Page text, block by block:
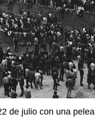
de julio con una